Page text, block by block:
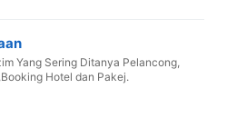
Yang Sering Ditanya Pelancong,
Hotel dan Pakej.